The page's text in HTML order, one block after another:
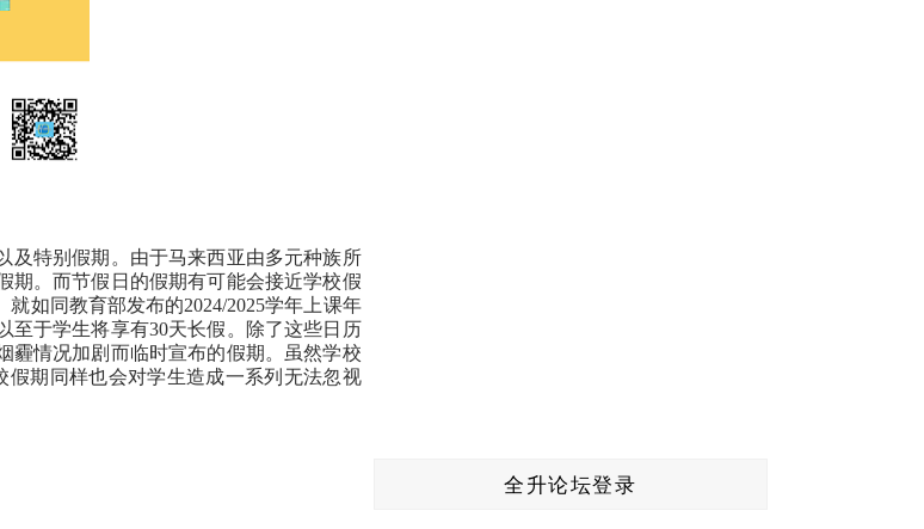
及特别假期。由于马来西亚由多元种族所
期。而节假日的假期有可能会接近学校假
如同教育部发布的2024/2025学年上课年
至于学生将享有30天长假。除了这些日历
霾情况加剧而临时宣布的假期。虽然学校
假期同样也会对学生造成一系列无法忽视
全升论坛登录